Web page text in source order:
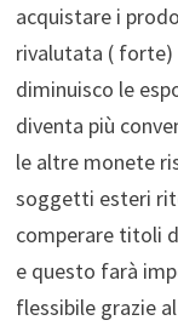
acquistare i
rivalutata (
diminuisco le
diventa più
le altre monete
soggetti esteri
comperare titoli
e questo farà
flessibile grazie